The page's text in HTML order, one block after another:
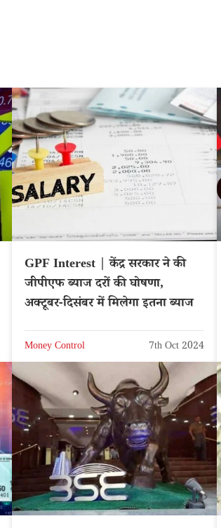
GPF Interest | केंद्र सरकार ने की
जीपीएफ ब्याज दरों की घोषणा,
अक्टूबर-दिसंबर में मिलेगा इतना ब्याज
Money Control 7th Oct 2024